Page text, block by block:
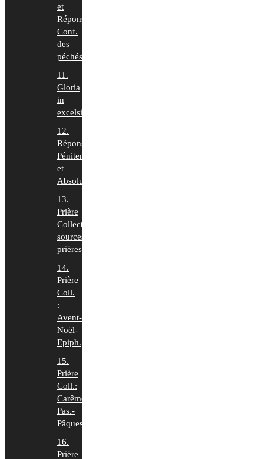
et
Répons
Conf.
des
péchés
11.
Gloria
in
excelsis
12.
Répons
Pénitence
et
Absolution
13.
Prière
Collecte:
sources
prières
14.
Prière
Coll.
:
Avent-
Noël-
Epiph.
15.
Prière
Coll.:
Carême-
Pas.-
Pâques
16.
Prière